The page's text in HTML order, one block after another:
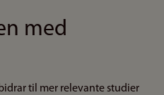
med
til mer relevante studier